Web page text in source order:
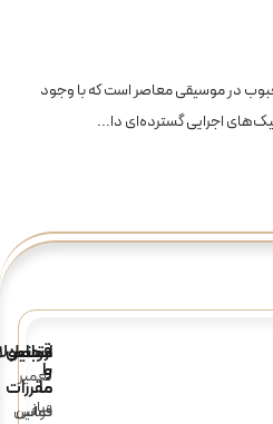
در موسیقی معاصر است که با وجود
اجرایی گسترده‌ای دا...
تعمیر
ساز
قوانین
و
مقررات
قوانین
ارتباط
با
ما
تماس